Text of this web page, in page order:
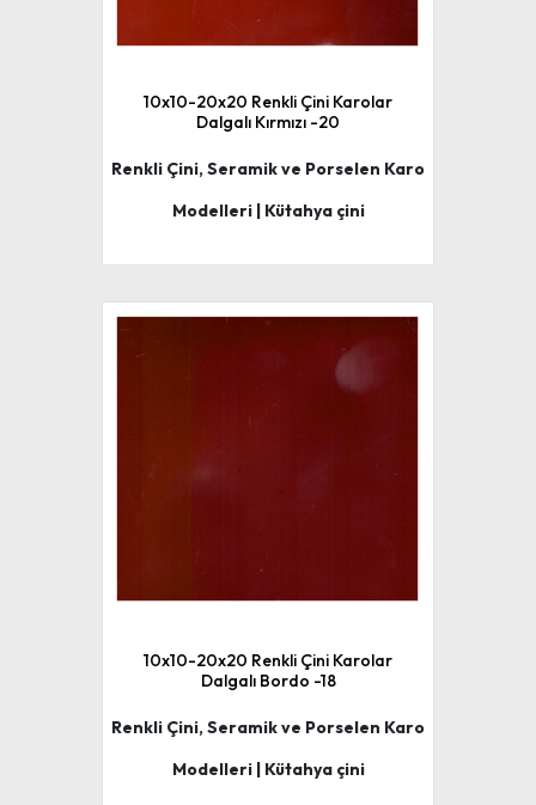
10x10-20x20 Renkli Çini Karolar
Dalgalı Kırmızı -20
Renkli Çini, Seramik ve Porselen Karo
Modelleri | Kütahya çini
10x10-20x20 Renkli Çini Karolar
Dalgalı Bordo -18
Renkli Çini, Seramik ve Porselen Karo
Modelleri | Kütahya çini